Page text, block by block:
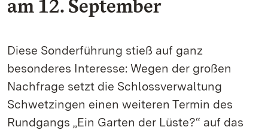
am 12. September
Diese Sonderführung stieß auf ganz
besonderes Interesse: Wegen der großen
Nachfrage setzt die Schlossverwaltung
Schwetzingen einen weiteren Termin des
Rundgangs „Ein Garten der Lüste?“ auf das